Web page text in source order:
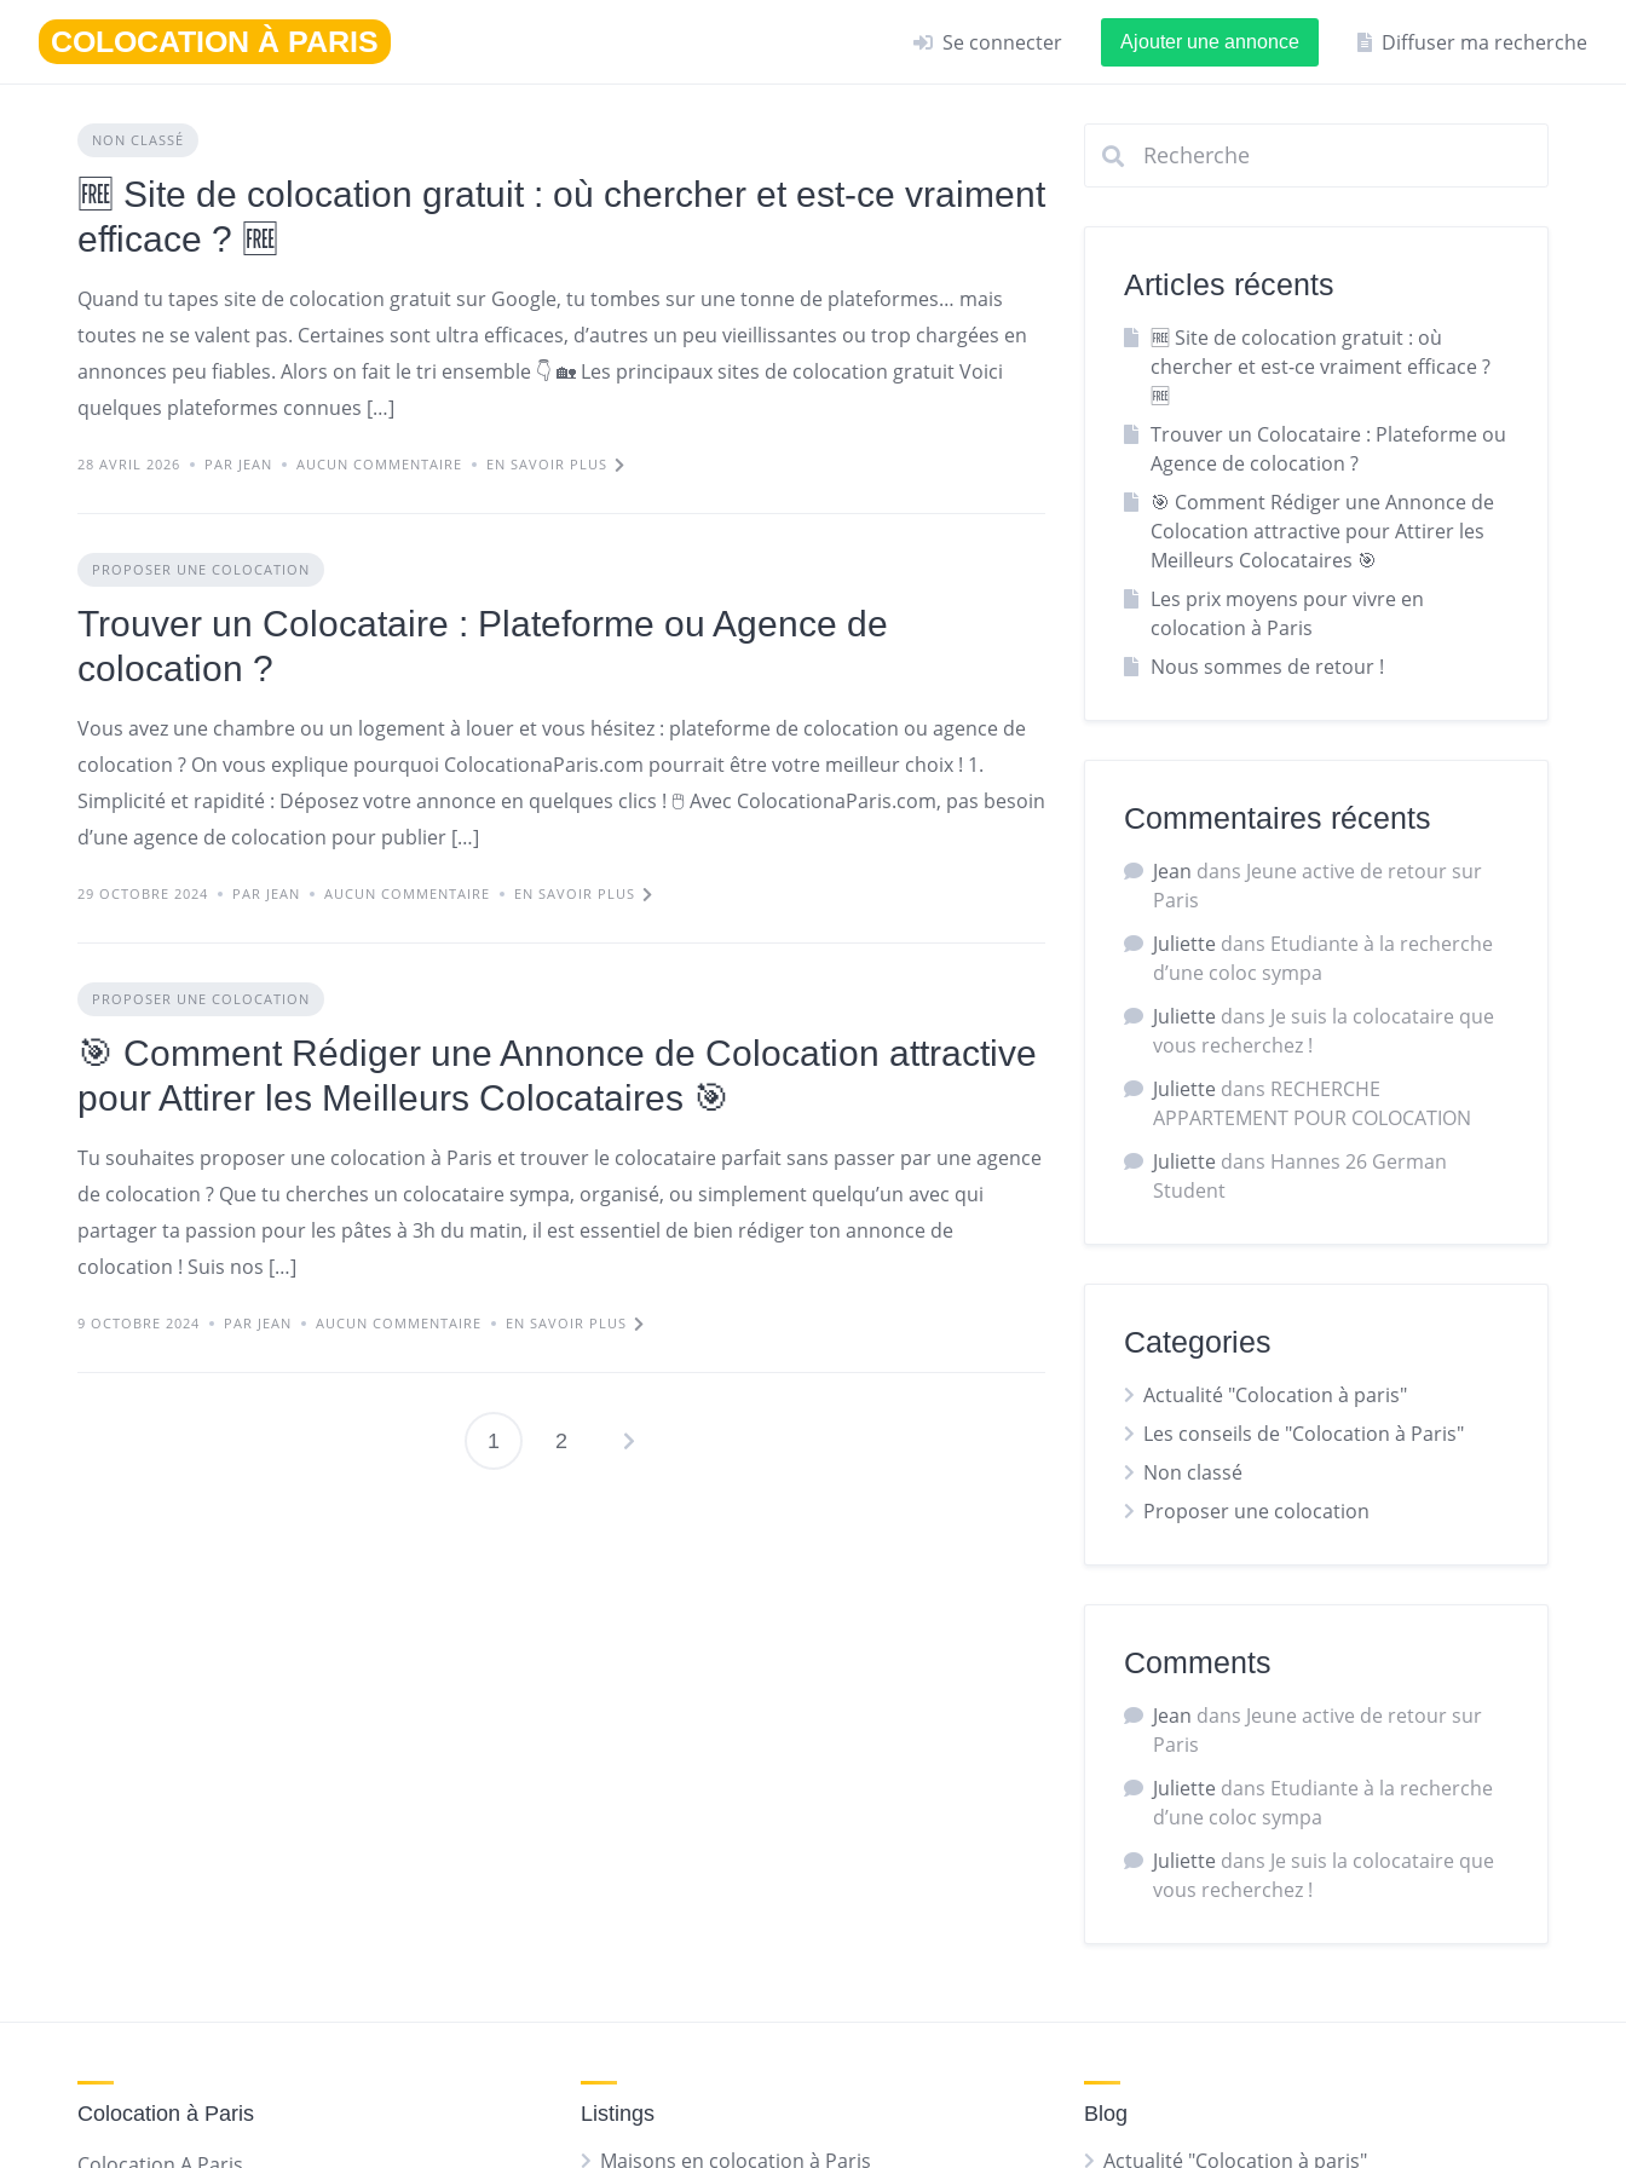
contenu
COLOCATION À PARIS Se connecter Ajouter une annonce Diffuser ma recherche
NON CLASSÉ
🆓 Site de colocation gratuit : où chercher et est-ce vraiment
efficace ? 🆓
Quand tu tapes site de colocation gratuit sur Google, tu tombes sur une tonne de plateformes… mais
toutes ne se valent pas. Certaines sont ultra efficaces, d’autres un peu vieillissantes ou trop chargées en
annonces peu fiables. Alors on fait le tri ensemble 👇 🏡 Les principaux sites de colocation gratuit Voici
quelques plateformes connues […]
28 AVRIL 2026 PAR JEAN AUCUN COMMENTAIRE EN SAVOIR PLUS
PROPOSER UNE COLOCATION
Trouver un Colocataire : Plateforme ou Agence de
colocation ?
Vous avez une chambre ou un logement à louer et vous hésitez : plateforme de colocation ou agence de
colocation ? On vous explique pourquoi ColocationaParis.com pourrait être votre meilleur choix ! 1.
Simplicité et rapidité : Déposez votre annonce en quelques clics ! 🖱️ Avec ColocationaParis.com, pas besoin
d’une agence de colocation pour publier […]
29 OCTOBRE 2024 PAR JEAN AUCUN COMMENTAIRE EN SAVOIR PLUS
PROPOSER UNE COLOCATION
🎯 Comment Rédiger une Annonce de Colocation attractive
pour Attirer les Meilleurs Colocataires 🎯
Tu souhaites proposer une colocation à Paris et trouver le colocataire parfait sans passer par une agence
de colocation ? Que tu cherches un colocataire sympa, organisé, ou simplement quelqu’un avec qui
partager ta passion pour les pâtes à 3h du matin, il est essentiel de bien rédiger ton annonce de
colocation ! Suis nos […]
9 OCTOBRE 2024 PAR JEAN AUCUN COMMENTAIRE EN SAVOIR PLUS
Pagination
1 2
Articles récents
🆓 Site de colocation gratuit : où
chercher et est-ce vraiment efficace ?
🆓
Trouver un Colocataire : Plateforme ou
Agence de colocation ?
🎯 Comment Rédiger une Annonce de
Colocation attractive pour Attirer les
Meilleurs Colocataires 🎯
Les prix moyens pour vivre en
colocation à Paris
Nous sommes de retour !
Commentaires récents
Jean dans Jeune active de retour sur
Paris
Juliette dans Etudiante à la recherche
d’une coloc sympa
Juliette dans Je suis la colocataire que
vous recherchez !
Juliette dans RECHERCHE
APPARTEMENT POUR COLOCATION
Juliette dans Hannes 26 German
Student
Categories
Actualité "Colocation à paris"
Les conseils de "Colocation à Paris"
Non classé
Proposer une colocation
Comments
Jean dans Jeune active de retour sur
Paris
Juliette dans Etudiante à la recherche
d’une coloc sympa
Juliette dans Je suis la colocataire que
vous recherchez !
Colocation à Paris Listings
Maisons en colocation à Paris
Blog
Actualité "Colocation à paris"